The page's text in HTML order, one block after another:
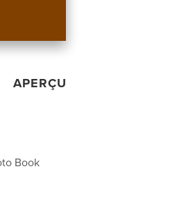
APERÇU
Book